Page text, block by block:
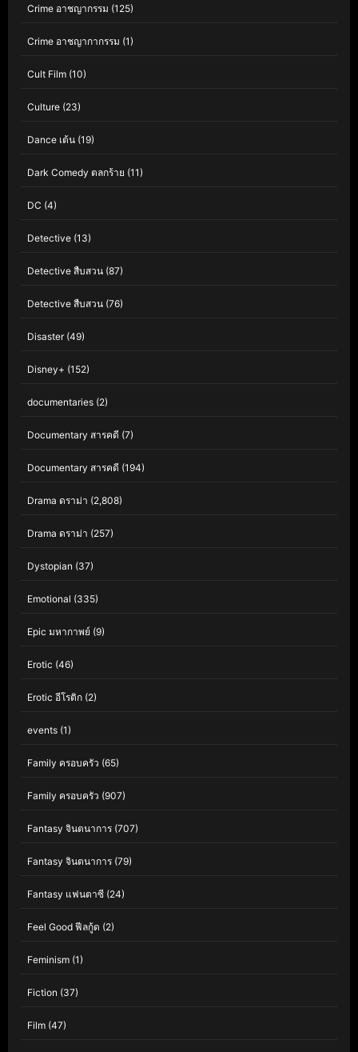
Crime อาชญากรรม (125)
Crime อาชญากากรรม (1)
Cult Film (10)
Culture (23)
Dance เต้น (19)
Dark Comedy ตลกร้าย (11)
DC (4)
Detective (13)
Detective สืบสวน (87)
Detective สืบสวน (76)
Disaster(49)
Disney+ (152)
documentaries (2)
Documentary สารคดี (7)
Documentary สารคดี (194)
Drama ดราม่า (2,808)
Drama ดราม่า (257)
Dystopian (37)
Emotional (335)
Epic มหากาพย์ (9)
Erotic (46)
Erotic อีโรติก (2)
events (1)
Family ครอบครัว (65)
Family ครอบครัว (907)
Fantasy จินตนาการ (707)
Fantasy จินตนาการ (79)
Fantasy แฟนตาซี (24)
Feel Good ฟีลกู้ด (2)
Feminism (1)
Fiction (37)
Film (47)